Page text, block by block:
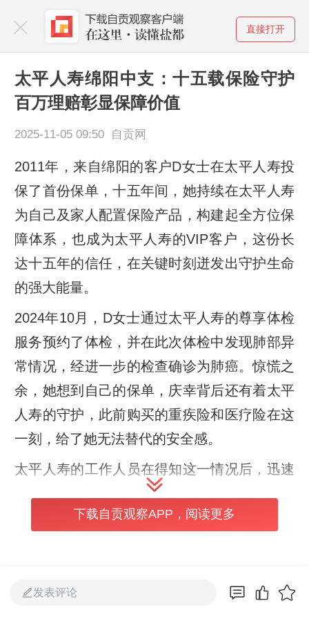
直接打开
太平人寿绵阳中支：十五载保险守护
百万理赔彰显保障价值
2025-11-05 09:50 自贡网
2011年，来自绵阳的客户D女士在太平人寿投
保了首份保单，十五年间，她持续在太平人寿
为自己及家人配置保险产品，构建起全方位保
障体系，也成为太平人寿的VIP客户，这份长
达十五年的信任，在关键时刻迸发出守护生命
的强大能量。
2024年10月，D女士通过太平人寿的尊享体检
服务预约了体检，并在此次体检中发现肺部异
常情况，经进一步的检查确诊为肺癌。惊慌之
余，她想到自己的保单，庆幸背后还有着太平
人寿的守护，此前购买的重疾险和医疗险在这
一刻，给了她无法替代的安全感。
太平人寿的工作人员在得知这一情况后，迅速
启动理赔服务。太平人寿绵阳中支迅速组建专
项工作组，专人负责跟进该案件的处理。D女
务，绵阳中支与成都中支两地联动：绵阳中支
下载自贡观察APP，阅读更多
发表评论